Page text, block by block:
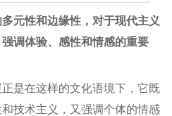
元性和边缘性，对于现代主义
调体验、感性和情感的重要
是在这样的文化语境下，它既
技术主义，又强调个体的情感